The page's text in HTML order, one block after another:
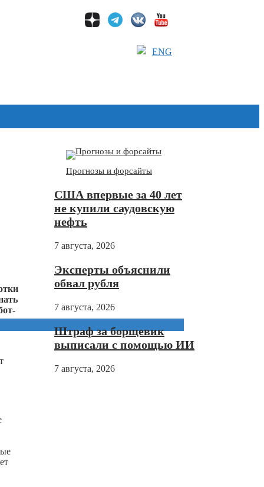
ENG
Прогнозы и форсайты
США впервые за 40 лет
не купили саудовскую
нефть
7 августа, 2026
Эксперты объяснили
обвал рубля
7 августа, 2026
Штраф за борщевик
выписали с помощью ИИ
7 августа, 2026